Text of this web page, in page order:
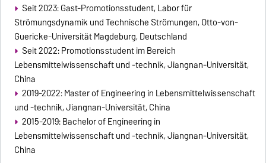
Seit 2023: Gast-Promotionsstudent, Labor für
Strömungsdynamik und Technische Strömungen, Otto-von-
Guericke-Universität Magdeburg, Deutschland
Seit 2022: Promotionsstudent im Bereich
Lebensmittelwissenschaft und -technik, Jiangnan-Universität,
China
2019-2022: Master of Engineering in Lebensmittelwissenschaft
und -technik, Jiangnan-Universität, China
2015-2019: Bachelor of Engineering in
Lebensmittelwissenschaft und -technik, Jiangnan-Universität,
China